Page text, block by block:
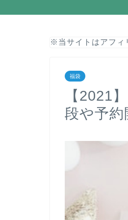
※当サイトはアフィ
福袋
【2021
段や予